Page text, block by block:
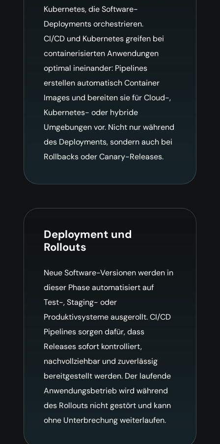
Kubernetes, die Software-
Deployments orchestrieren.
CI/CD und Kubernetes greifen bei
containerisierten Anwendungen
optimal ineinander: Pipelines
erstellen automatisch Container
Images und bereiten sie für Cloud-,
Kubernetes- oder hybride
Umgebungen vor. Nicht nur während
des Deployments, sondern auch bei
Rollbacks oder Canary-Releases.
Deployment und
Rollouts
Neue Software-Versionen werden in
dieser Phase automatisiert auf
Test-, Staging- oder
Produktivsysteme ausgerollt. CI/CD
Pipelines sorgen dafür, dass
Releases sofort kontrolliert,
nachvollziehbar und zuverlässig
bereitgestellt werden. Der laufende
Anwendungsbetrieb wird während
des Rollouts nicht gestört und kann
ohne Unterbrechung weiterlaufen.